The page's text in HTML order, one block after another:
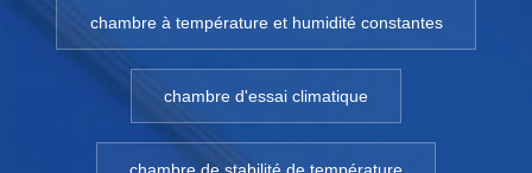
chambre à température et humidité constantes
chambre d'essai climatique
chambre de stabilité de température